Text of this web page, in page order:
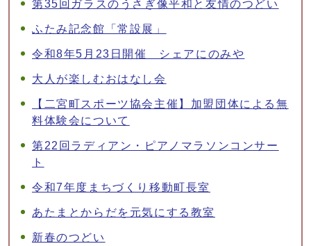
第35回ガラスのうさぎ像平和と友情のつどい
ふたみ記念館「常設展」
令和8年5月23日開催 シェアにのみや
大人が楽しむおはなし会
【二宮町スポーツ協会主催】加盟団体による無
料体験会について
第22回ラディアン・ピアノマラソンコンサー
ト
令和7年度まちづくり移動町長室
あたまとからだを元気にする教室
新春のつどい